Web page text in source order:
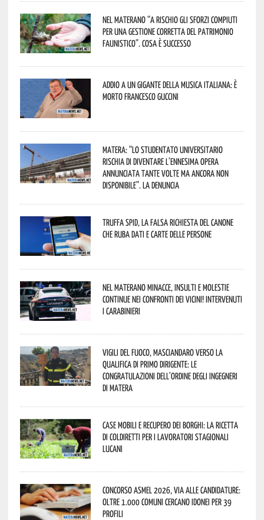
Nel materano “a rischio gli sforzi compiuti
per una gestione corretta del patrimonio
faunistico”. Cosa è successo
Addio a un gigante della musica italiana: è
morto Francesco Guccini
Matera: “Lo studentato universitario
rischia di diventare l’ennesima opera
annunciata tante volte ma ancora non
disponibile”. La denuncia
Truffa Spid, la falsa richiesta del canone
che ruba dati e carte delle persone
Nel materano minacce, insulti e molestie
continue nei confronti dei vicini! Intervenuti
i Carabinieri
Vigili del Fuoco, Masciandaro verso la
qualifica di Primo Dirigente: le
congratulazioni dell’Ordine degli Ingegneri
di Matera
Case mobili e recupero dei borghi: la ricetta
di Coldiretti per i lavoratori stagionali
lucani
Concorso Asmel 2026, via alle candidature:
oltre 1.000 Comuni cercano idonei per 39
profili